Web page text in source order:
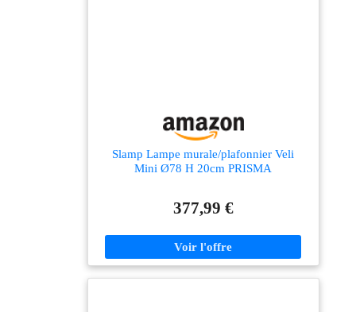
Slamp Lampe murale/plafonnier Veli
Mini Ø78 H 20cm PRISMA
377,99 €